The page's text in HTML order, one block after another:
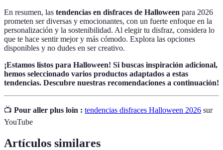
En resumen, las tendencias en disfraces de Halloween para 2026
prometen ser diversas y emocionantes, con un fuerte enfoque en la
personalización y la sostenibilidad. Al elegir tu disfraz, considera lo
que te hace sentir mejor y más cómodo. Explora las opciones
disponibles y no dudes en ser creativo.
¡Estamos listos para Halloween! Si buscas inspiración adicional,
hemos seleccionado varios productos adaptados a estas
tendencias. Descubre nuestras recomendaciones a continuación!
📺 Pour aller plus loin : tendencias disfraces Halloween 2026 sur
YouTube
Artículos similares